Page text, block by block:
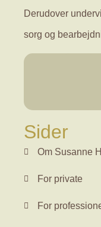
Derudover
sorg og
Sider
Om Susanne
For private
For